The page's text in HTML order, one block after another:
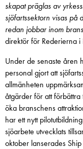
skapat präglas av
sjöfartssektorn visas på
redan jobbar inom
direktör för Rederierna i
Under de senaste åren
personal gjort att
allmänheten
åtgärder för att
öka branschens
har ett nytt
sjöarbete utvecklats
oktober lanserades